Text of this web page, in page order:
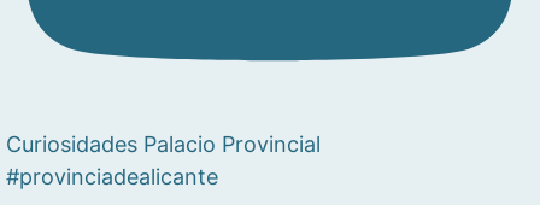
Curiosidades Palacio Provincial
#provinciadealicante